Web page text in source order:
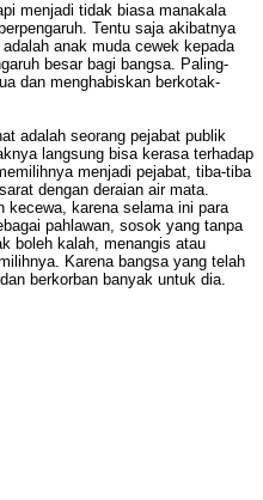
menjadi tidak biasa manakala
Tentu saja akibatnya
anak muda cewek kepada
besar bagi bangsa. Paling-
dan menghabiskan berkotak-
adalah seorang pejabat publik
langsung bisa kerasa terhadap
menjadi pejabat, tiba-tiba
dengan deraian air mata.
kecewa, karena selama ini para
pahlawan, sosok yang tanpa
boleh kalah, menangis atau
Karena bangsa yang telah
berkorban banyak untuk dia.